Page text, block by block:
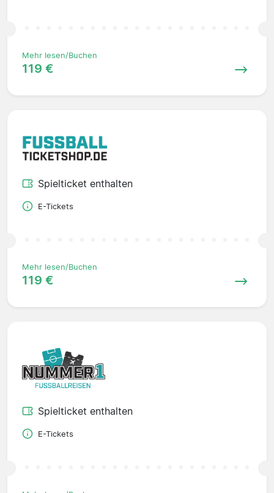
Mehr lesen/Buchen
119 €
Spielticket enthalten
E-Tickets
Mehr lesen/Buchen
119 €
Spielticket enthalten
E-Tickets